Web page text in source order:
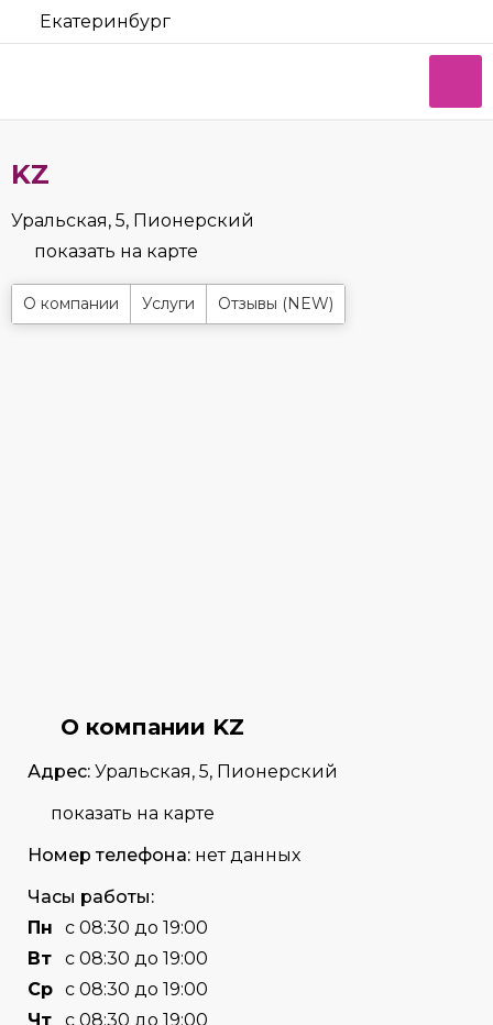
Екатеринбург
KZ
Уральская, 5, Пионерский
показать на карте
О компании Услуги Отзывы (NEW)
О компании KZ
Адрес: Уральская, 5, Пионерский
показать на карте
Номер телефона: нет данных
Часы работы:
Пн
с 08:30 до 19:00
Вт
с 08:30 до 19:00
Cр с 08:30 до 19:00
Чт
с 08:30 до 19:00